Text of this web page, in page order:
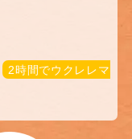
2時間でウクレレマ